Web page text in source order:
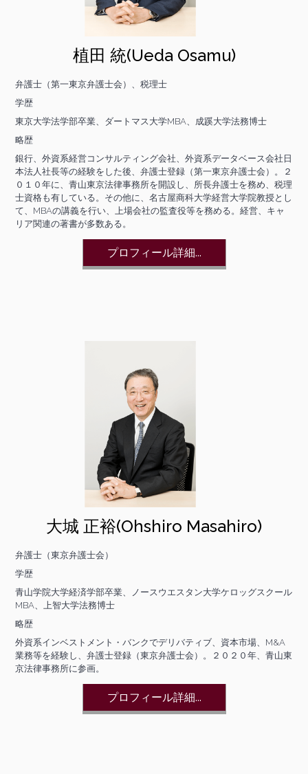
植田 統(Ueda Osamu)
弁護士（第一東京弁護士会）、税理士
学歴
東京大学法学部卒業、ダートマス大学MBA、成蹊大学法務博士
略歴
銀行、外資系経営コンサルティング会社、外資系データベース会社日
本法人社長等の経験をした後、弁護士登録（第一東京弁護士会）。２
０１０年に、青山東京法律事務所を開設し、所長弁護士を務め、税理
士資格も有している。その他に、名古屋商科大学経営大学院教授とし
て、MBAの講義を行い、上場会社の監査役等を務める。経営、キャ
リア関連の著書が多数ある。
プロフィール詳細...
大城 正裕(Ohshiro Masahiro)
弁護士（東京弁護士会）
学歴
青山学院大学経済学部卒業、ノースウエスタン大学ケロッグスクール
MBA、上智大学法務博士
略歴
外資系インベストメント・バンクでデリバティブ、資本市場、M&A
業務等を経験し、弁護士登録（東京弁護士会）。２０２０年、青山東
京法律事務所に参画。
プロフィール詳細...